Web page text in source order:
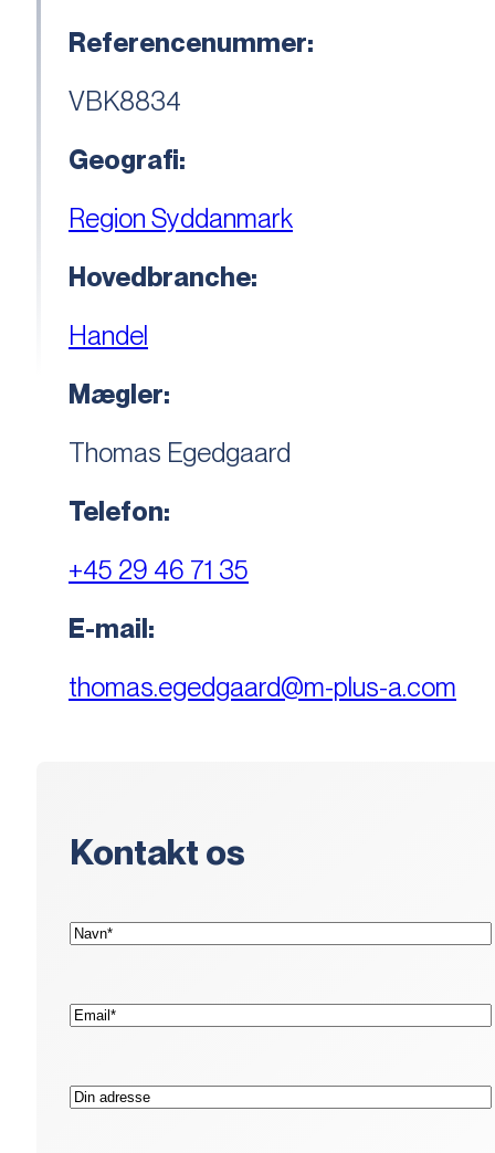
Referencenummer:
VBK8834
Geografi:
Region Syddanmark
Hovedbranche:
Handel
Mægler:
Thomas Egedgaard
Telefon:
+45 29 46 71 35
E-mail:
thomas.egedgaard@m-plus-a.com
Kontakt os
Navn*
E-
mail*
Adresse